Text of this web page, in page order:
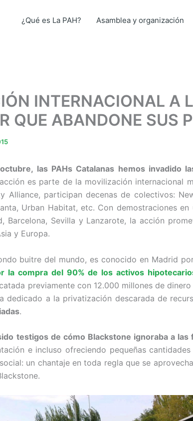
¿Qué es La PAH? Asamblea y organización
INTERNACIONAL A
QUE ABANDONE SUS
las PAHs Catalanas hemos invadido
es parte de la movilización internacional
Alliance, participan decenas de colectivos:
Urban Habitat, etc. Con demostraciones
Barcelona, Sevilla y Lanzarote, la acción
y Europa.
buitre del mundo, es conocido en Madrid
la compra del 90% de los activos
previamente con 12.000 millones de
dedicado a la privatización descarada de
.
testigos de cómo Blackstone ignoraba a
e incluso ofreciendo pequeñas
un chantaje en toda regla que se